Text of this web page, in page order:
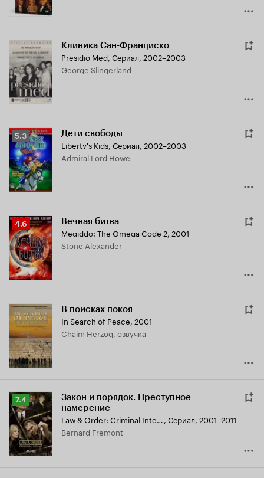
Клиника Сан-Франциско
Presidio Med, Сериал, 2002–2003
George Slingerland
Рейтинг
Кинопоиска
5.3
5.3 Дети свободы
Liberty's Kids, Сериал, 2002–2003
Admiral Lord Howe
Рейтинг
Кинопоиска
4.6
4.6 Вечная битва
Megiddo: The Omega Code 2, 2001
Stone Alexander
В поисках покоя
In Search of Peace, 2001
Chaim Herzog, озвучка
Рейтинг
Кинопоиска
7.4
7.4
Закон и порядок. Преступное
намерение
Law & Order: Criminal Intent, Сериал, 2001–2011
Bernard Fremont